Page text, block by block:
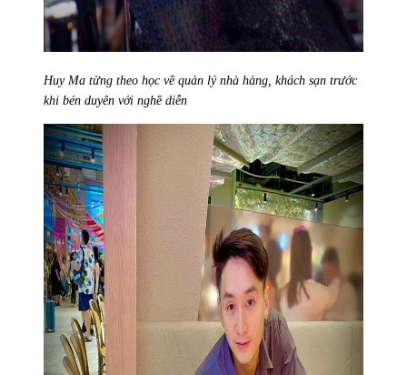
Huy Ma từng theo học về quản lý nhà hàng, khách sạn trước
khi bén duyên với nghề diễn